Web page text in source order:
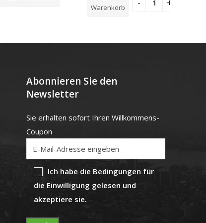
Warenkorb
Abonnieren Sie den
Newsletter
Sie erhalten sofort Ihren Willkommens-
Coupon
Ich habe die Bedingungen für
die Einwilligung gelesen und
akzeptiere sie.